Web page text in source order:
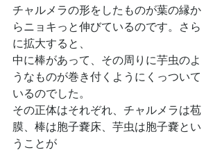
チャルメラの形をしたものが葉の縁か
らニョキっと伸びているのです。さら
に拡大すると、
中に棒があって、その周りに芋虫のよ
うなものが巻き付くようにくっついて
いるのでした。
その正体はそれぞれ、チャルメラは苞
膜、棒は胞子嚢床、芋虫は胞子嚢とい
うことが